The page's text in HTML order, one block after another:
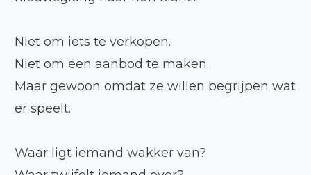
Niet om iets te verkopen.
Niet om een aanbod te maken.
Maar gewoon omdat ze willen begrijpen wat
er speelt.
Waar ligt iemand wakker van?